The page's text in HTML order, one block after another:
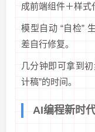
成前端组件＋样式
模型自动 “自检”
差自行修复。
几分钟即可拿到
计稿”的时间。
AI编程新时